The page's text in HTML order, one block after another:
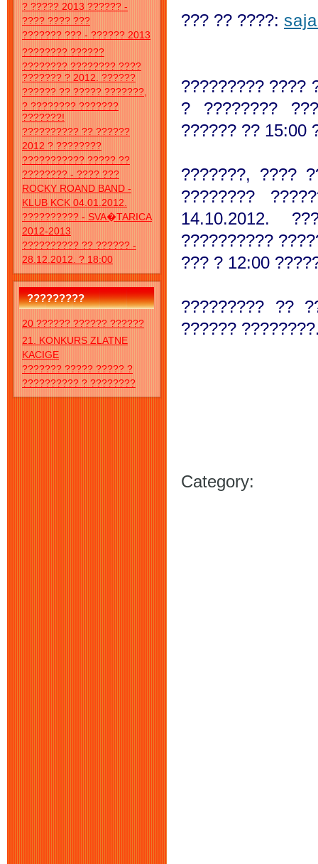
? ????? 2013 ?????? -
???? ???? ???
??????? ??? - ?????? 2013
???????? ??????
???????? ???????? ????
??????? ? 2012. ??????
?????? ?? ????? ???????,
? ???????? ???????
???????!
?????????? ?? ??????
2012 ? ????????
??????????? ????? ??
???????? - ???? ???
ROCKY ROAND BAND -
KLUB KCK 04.01.2012.
?????????? - SVA�TARICA
2012-2013
?????????? ?? ?????? -
28.12.2012. ? 18:00
?????????
20 ?????? ?????? ??????
21. KONKURS ZLATNE
KACIGE
??????? ????? ????? ?
?????????? ? ????????
??? ?? ????:
????????? ????
? ????????
?????? ?? 15:00
???????, ????
????????
14.10.2012.
??????????
??? ? 12:00
????????? ??
??????
Category: